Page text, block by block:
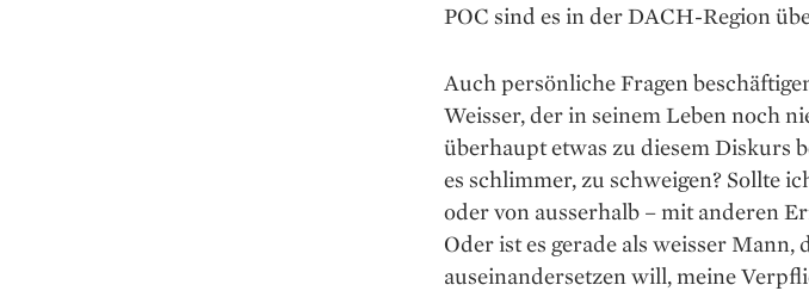
POC sind es in der DACH-Region
Auch persönliche Fragen
Weisser, der in seinem Leben noch
überhaupt etwas zu diesem Diskurs
es schlimmer, zu schweigen? Sollte
oder von ausserhalb – mit anderen
Oder ist es gerade als weisser
auseinandersetzen will, meine